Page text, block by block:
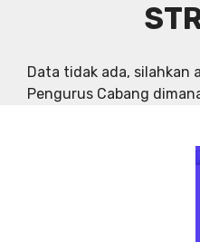
Data tidak ada, silahkan
Pengurus Cabang